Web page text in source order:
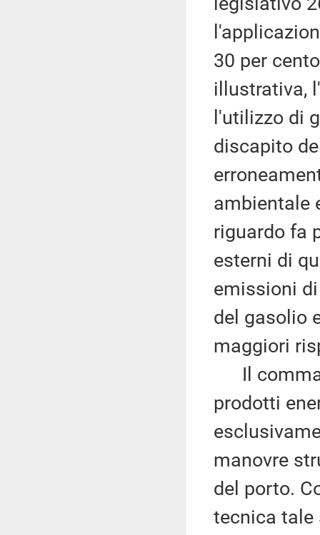
30 per
illustrativa,
l'utilizzo di
discapito
ambientale
riguardo fa
esterni di
emissioni
del gasolio
maggiori
Il comma
prodotti
manovre
del porto.
tecnica tale